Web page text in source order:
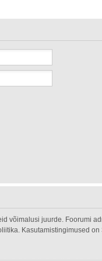
võimalusi juurde. Foorumi
Kasutamistingimused